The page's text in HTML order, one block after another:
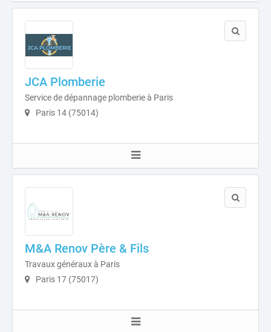
JCA Plomberie
Service de dépannage plomberie à Paris
Paris 14 (75014)
M&A Renov Père & Fils
Travaux généraux à Paris
Paris 17 (75017)